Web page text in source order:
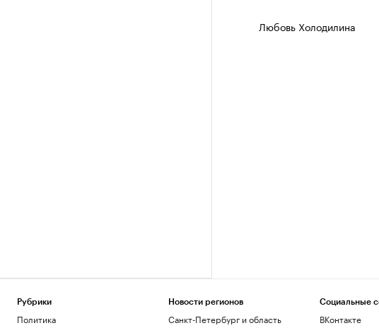
Любовь Холодилина
Рубрики
Политика
Новости регионов
Санкт-Петербург и область
Социальные
ВКонтакте